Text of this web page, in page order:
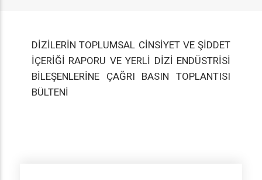
DİZİLERİN TOPLUMSAL CİNSİYET VE ŞİDDET
İÇERİĞİ RAPORU VE YERLİ DİZİ ENDÜSTRİSİ
BİLEŞENLERİNE ÇAĞRI BASIN TOPLANTISI
BÜLTENİ